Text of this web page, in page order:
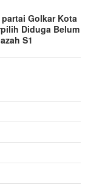
partai Golkar Kota
Diduga Belum
S1